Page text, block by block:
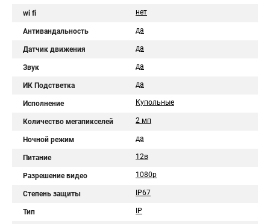
wi fi нет
Антивандальность да
Датчик движения да
Звук да
ИК Подстветка да
Исполнение Купольные
Количество мегапикселей 2 мп
Ночной режим да
Питание 12в
Разрешение видео 1080p
Степень защиты IP67
Тип IP